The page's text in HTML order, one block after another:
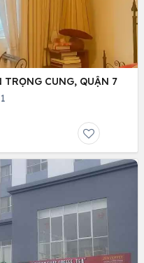
CUNG, QUẬN 7
1